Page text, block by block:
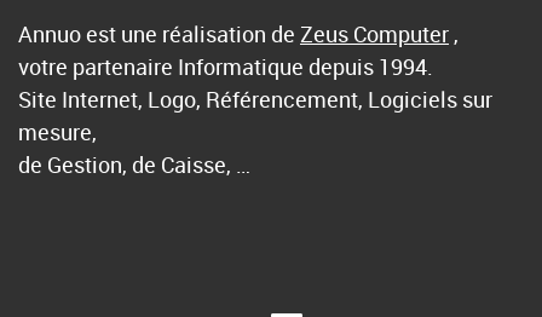
Annuo est une réalisation de Zeus Computer ,
votre partenaire Informatique depuis 1994.
Site Internet, Logo, Référencement, Logiciels sur
mesure,
de Gestion, de Caisse, …